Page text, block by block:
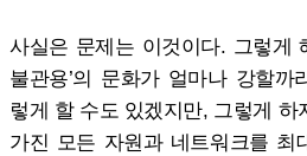
사실은 문제는 이것이다. 그렇게
불관용’의 문화가 얼마나 강할까
렇게 할 수도 있겠지만, 그렇게 하
가진 모든 자원과 네트워크를 최